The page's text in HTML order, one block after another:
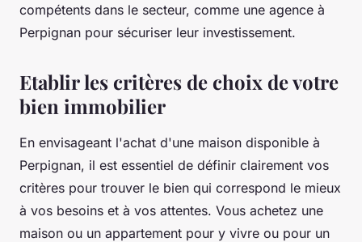
compétents dans le secteur, comme une agence à
Perpignan pour sécuriser leur investissement.
Etablir les critères de choix de votre
bien immobilier
En envisageant l'achat d'une maison disponible à
Perpignan, il est essentiel de définir clairement vos
critères pour trouver le bien qui correspond le mieux
à vos besoins et à vos attentes. Vous achetez une
maison ou un appartement pour y vivre ou pour un